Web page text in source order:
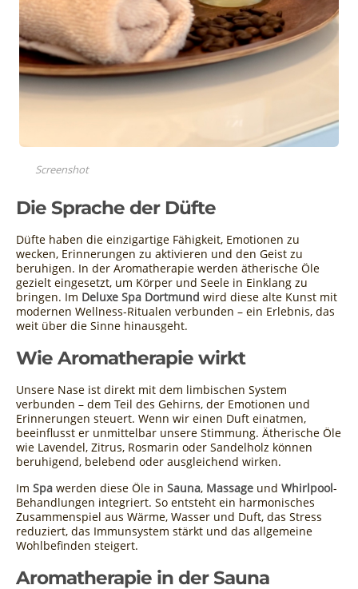
Screenshot
Die Sprache der Düfte
Düfte haben die einzigartige Fähigkeit, Emotionen zu
wecken, Erinnerungen zu aktivieren und den Geist zu
beruhigen. In der Aromatherapie werden ätherische Öle
gezielt eingesetzt, um Körper und Seele in Einklang zu
bringen. Im Deluxe Spa Dortmund wird diese alte Kunst mit
modernen Wellness-Ritualen verbunden – ein Erlebnis, das
weit über die Sinne hinausgeht.
Wie Aromatherapie wirkt
Unsere Nase ist direkt mit dem limbischen System
verbunden – dem Teil des Gehirns, der Emotionen und
Erinnerungen steuert. Wenn wir einen Duft einatmen,
beeinflusst er unmittelbar unsere Stimmung. Ätherische Öle
wie Lavendel, Zitrus, Rosmarin oder Sandelholz können
beruhigend, belebend oder ausgleichend wirken.
Im Spa werden diese Öle in Sauna, Massage und Whirlpool-
Behandlungen integriert. So entsteht ein harmonisches
Zusammenspiel aus Wärme, Wasser und Duft, das Stress
reduziert, das Immunsystem stärkt und das allgemeine
Wohlbefinden steigert.
Aromatherapie in der Sauna